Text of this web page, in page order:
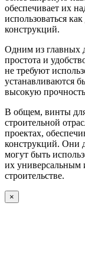
обеспечивает их
использоваться
конструкций.
Одним из главных
простота и
не требуют
устанавливаются
высокую
В общем, винты
строительной
проектах,
конструкций. Они
могут быть
их универсальным
строительстве.
×